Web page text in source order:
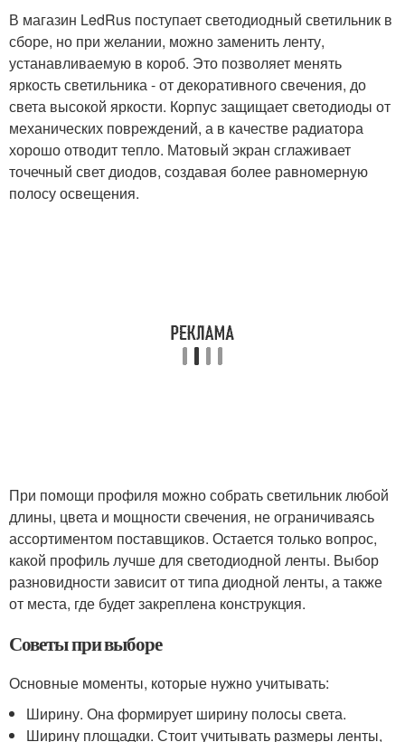
В магазин LedRus поступает светодиодный светильник в
сборе, но при желании, можно заменить ленту,
устанавливаемую в короб. Это позволяет менять
яркость светильника - от декоративного свечения, до
света высокой яркости. Корпус защищает светодиоды от
механических повреждений, а в качестве радиатора
хорошо отводит тепло. Матовый экран сглаживает
точечный свет диодов, создавая более равномерную
полосу освещения.
При помощи профиля можно собрать светильник любой
длины, цвета и мощности свечения, не ограничиваясь
ассортиментом поставщиков. Остается только вопрос,
какой профиль лучше для светодиодной ленты. Выбор
разновидности зависит от типа диодной ленты, а также
от места, где будет закреплена конструкция.
Советы при выборе
Основные моменты, которые нужно учитывать:
Ширину. Она формирует ширину полосы света.
Ширину площадки. Стоит учитывать размеры ленты,